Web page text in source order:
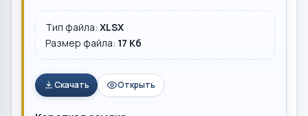
Тип файла: XLSX
Размер файла: 17 Кб
Скачать Открыть